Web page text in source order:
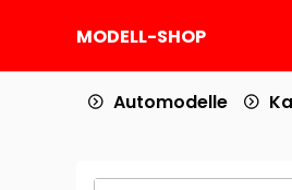
MODELL-SHOP
Automodelle